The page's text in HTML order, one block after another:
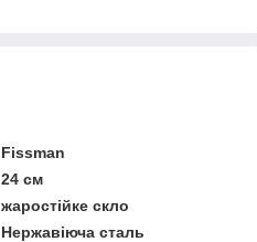
Fissman
24 см
жаростійке скло
Нержавіюча сталь